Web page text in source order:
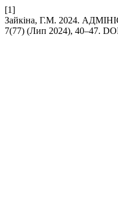
[1]
Зайкіна, Г.М. 2024.
7(77) (Лип 2024), 40–47.